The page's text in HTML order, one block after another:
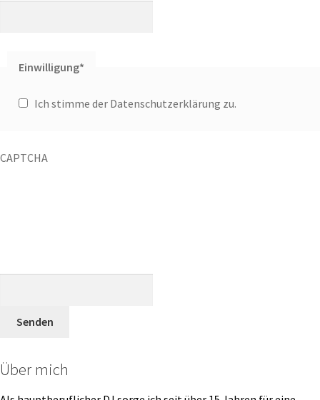
Einwilligung*
Ich stimme der Datenschutzerklärung zu.
CAPTCHA
Über mich